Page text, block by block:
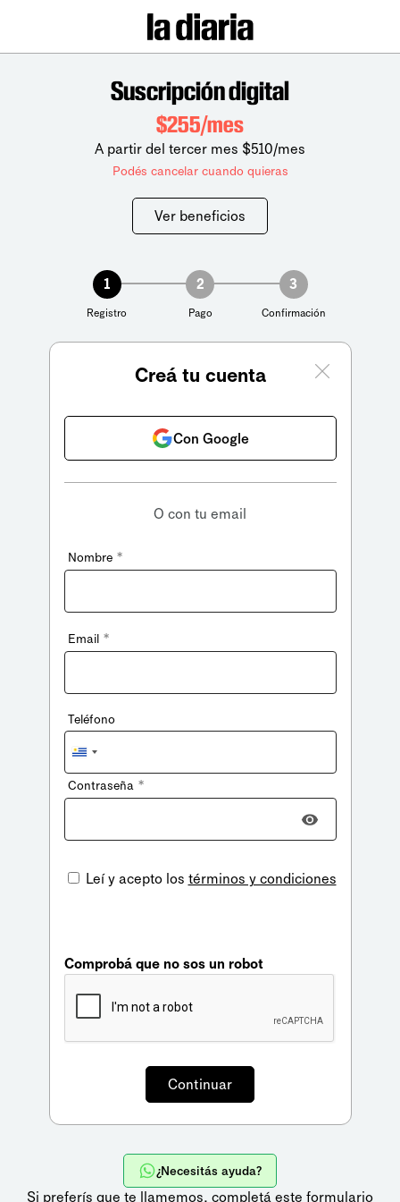
Suscripción digital
$255/mes
A partir del tercer mes $510/mes
Podés cancelar cuando quieras
Ver beneficios
1
Registro
2
Pago
3
Confirmación
Creá tu cuenta
Con Google
O con tu email
Nombre *
Email *
Teléfono
Uruguay
+598
Contraseña *
Leí y acepto los términos y condiciones
Comprobá que no sos un robot
¿Necesitás ayuda?
Si preferís que te llamemos, completá este formulario